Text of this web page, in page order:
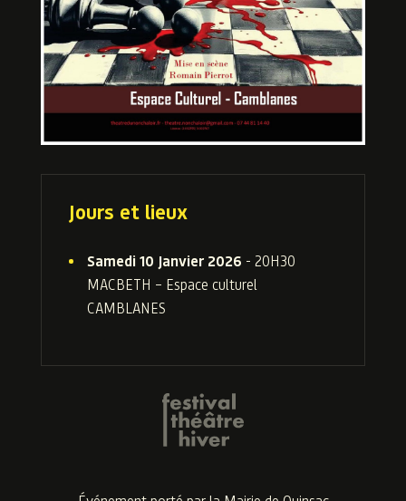
Jours et lieux
Samedi 10 Janvier 2026 - 20H30
MACBETH – Espace culturel
CAMBLANES